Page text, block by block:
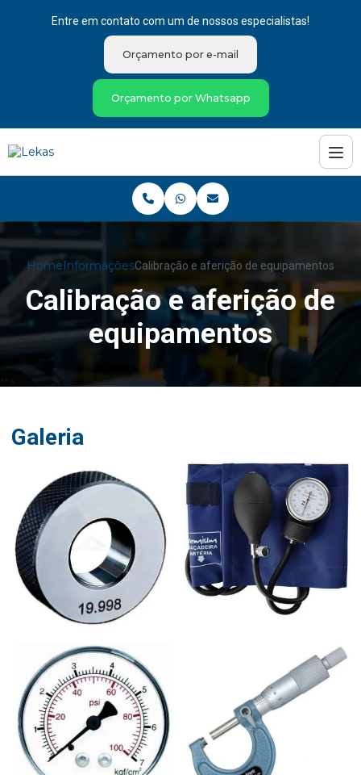
Entre em contato com um de nossos especialistas!
Orçamento por e-mail
Orçamento por Whatsapp
HomeInformaçõesCalibração e aferição de equipamentos
Calibração e aferição de
equipamentos
Galeria